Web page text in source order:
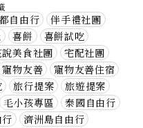
自由行
伴手禮社團
喜餅
喜餅試吃
美食社團
宅配社團
寵物友善
寵物友善住宿
旅行提案
旅遊提案
毛小孩專區
泰國自由行
濟洲島自由行